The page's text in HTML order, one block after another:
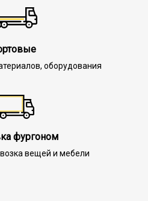
оборудования
фургоном
вещей и мебели